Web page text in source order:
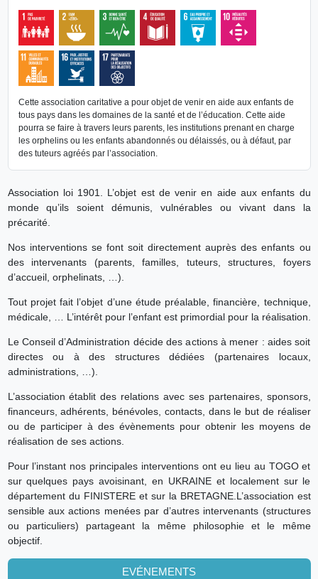
Cette association caritative a pour objet de venir en aide aux enfants de
tous pays dans les domaines de la santé et de l’éducation. Cette aide
pourra se faire à travers leurs parents, les institutions prenant en charge
les orphelins ou les enfants abandonnés ou délaissés, ou à défaut, par
des tuteurs agréés par l’association.
Association loi 1901. L’objet est de venir en aide aux enfants du
monde qu’ils soient démunis, vulnérables ou vivant dans la
précarité.
Nos interventions se font soit directement auprès des enfants ou
des intervenants (parents, familles, tuteurs, structures, foyers
d’accueil, orphelinats, …).
Tout projet fait l’objet d’une étude préalable, financière, technique,
médicale, … L’intérêt pour l’enfant est primordial pour la réalisation.
Le Conseil d’Administration décide des actions à mener : aides soit
directes ou à des structures dédiées (partenaires locaux,
administrations, …).
L’association établit des relations avec ses partenaires, sponsors,
financeurs, adhérents, bénévoles, contacts, dans le but de réaliser
ou de participer à des évènements pour obtenir les moyens de
réalisation de ses actions.
Pour l’instant nos principales interventions ont eu lieu au TOGO et
sur quelques pays avoisinant, en UKRAINE et localement sur le
département du FINISTERE et sur la BRETAGNE.L’association est
sensible aux actions menées par d’autres intervenants (structures
ou particuliers) partageant la même philosophie et le même
objectif.
EVÉNEMENTS